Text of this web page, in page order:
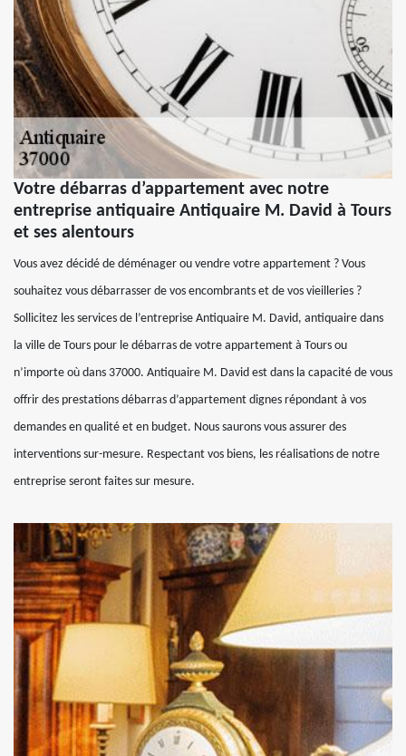
Votre débarras d’appartement avec notre
entreprise antiquaire Antiquaire M. David à Tours
et ses alentours
Vous avez décidé de déménager ou vendre votre appartement ? Vous
souhaitez vous débarrasser de vos encombrants et de vos vieilleries ?
Sollicitez les services de l’entreprise Antiquaire M. David, antiquaire dans
la ville de Tours pour le débarras de votre appartement à Tours ou
n’importe où dans 37000. Antiquaire M. David est dans la capacité de vous
offrir des prestations débarras d’appartement dignes répondant à vos
demandes en qualité et en budget. Nous saurons vous assurer des
interventions sur-mesure. Respectant vos biens, les réalisations de notre
entreprise seront faites sur mesure.